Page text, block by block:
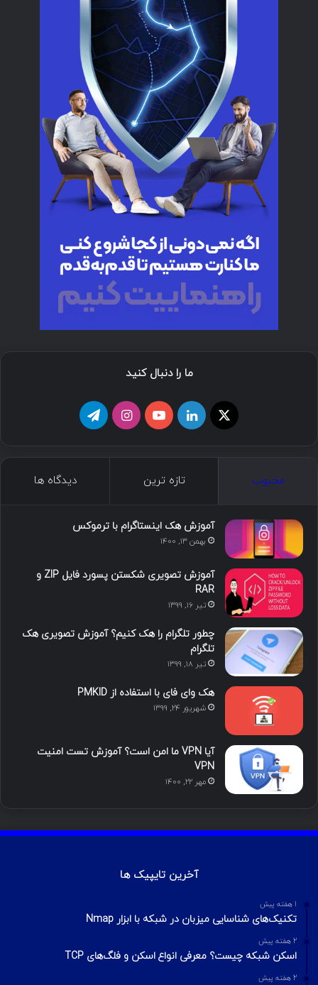
ما را دنبال کنید
د
ی
ن
و
ت
گ
ا
ا
محبوب تازه ترین دیدگاه ها
آموزش هک اینستاگرام با ترموکس
بهمن ۱۳, ۱۴۰۰
آموزش تصویری شکستن پسورد فایل ZIP و
RAR
تیر ۱۶, ۱۳۹۹
چطور تلگرام را هک کنیم؟ آموزش تصویری هک
تلگرام
تیر ۱۸, ۱۳۹۹
هک وای فای با استفاده از PMKID
شهریور ۲۴, ۱۳۹۹
آیا VPN ما امن است؟ آموزش تست امنیت
VPN
مهر ۲۲, ۱۴۰۰
آخرین تایپیک ها
1 هفته پیش
تکنیک‌های شناسایی میزبان در شبکه با ابزار Nmap
2 هفته پیش
اسکن شبکه چیست؟ معرفی انواع اسکن و فلگ‌های TCP
2 هفته پیش